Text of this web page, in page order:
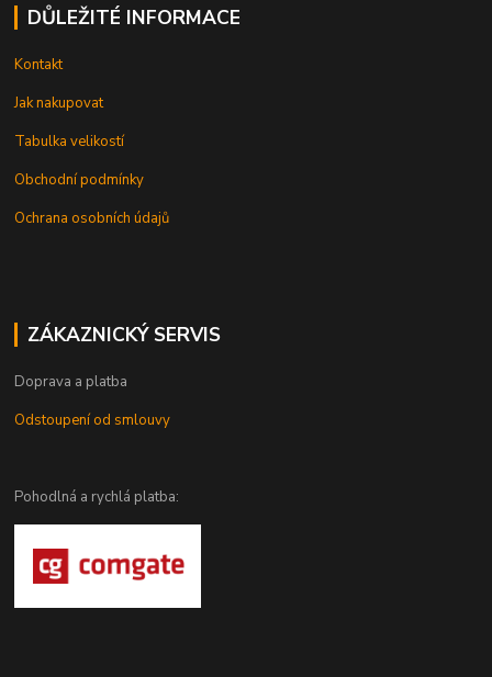
DŮLEŽITÉ INFORMACE
Kontakt
Jak nakupovat
Tabulka velikostí
Obchodní podmínky
Ochrana osobních údajů
ZÁKAZNICKÝ SERVIS
Doprava a platba
Odstoupení od smlouvy
Pohodlná a rychlá platba: